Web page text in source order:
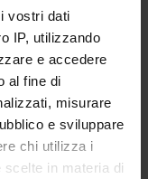
vostri dati
IP, utilizzando
e accedere
al fine di
misurare
e sviluppare
chi utilizza i
in materia di